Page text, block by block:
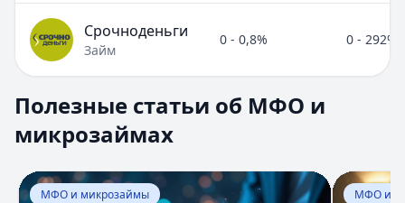
Срочноденьги
Займ
0 - 0,8% 0 - 292%
Раздел:МФО и микрозаймы. Всего статей: 8.
Займ под расписку
Нужны деньги срочно? Рассмотрите займ под
Опубликовано:17 ноября 2025 г.
Категория: МФО и микрозаймы
Полезные статьи об МФО и
микрозаймах
Перейти к статье:Займ под расписку
МФО и микрозаймы
Перейти
МФО и